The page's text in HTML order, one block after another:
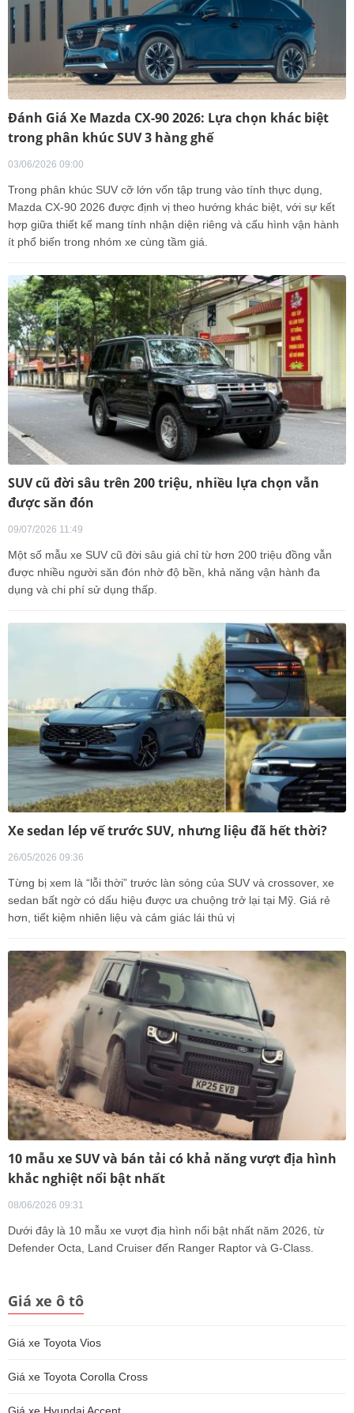
Đánh Giá Xe Mazda CX-90 2026: Lựa chọn khác biệt
trong phân khúc SUV 3 hàng ghế
03/06/2026 09:00
Trong phân khúc SUV cỡ lớn vốn tập trung vào tính thực dụng,
Mazda CX-90 2026 được định vị theo hướng khác biệt, với sự kết
hợp giữa thiết kế mang tính nhận diện riêng và cấu hình vận hành
ít phổ biến trong nhóm xe cùng tầm giá.
SUV cũ đời sâu trên 200 triệu, nhiều lựa chọn vẫn
được săn đón
09/07/2026 11:49
Một số mẫu xe SUV cũ đời sâu giá chỉ từ hơn 200 triệu đồng vẫn
được nhiều người săn đón nhờ độ bền, khả năng vận hành đa
dụng và chi phí sử dụng thấp.
Xe sedan lép vế trước SUV, nhưng liệu đã hết thời?
26/05/2026 09:36
Từng bị xem là “lỗi thời” trước làn sóng của SUV và crossover, xe
sedan bất ngờ có dấu hiệu được ưa chuộng trở lại tại Mỹ. Giá rẻ
hơn, tiết kiệm nhiên liệu và cảm giác lái thú vị
10 mẫu xe SUV và bán tải có khả năng vượt địa hình
khắc nghiệt nổi bật nhất
08/06/2026 09:31
Dưới đây là 10 mẫu xe vượt địa hình nổi bật nhất năm 2026, từ
Defender Octa, Land Cruiser đến Ranger Raptor và G-Class.
Giá xe ô tô
Giá xe Toyota Vios
Giá xe Toyota Corolla Cross
Giá xe Hyundai Accent